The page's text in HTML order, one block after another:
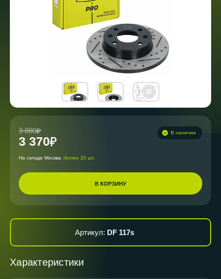
3 880
3 370
В наличии
На складе Москва :более 20 шт.
В КОРЗИНУ
Артикул: DF 117s
Характеристики